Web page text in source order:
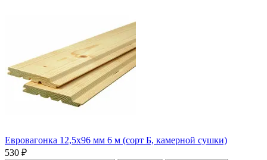
Евровагонка 12,5х96 мм 6 м (сорт Б, камерной сушки)
530 ₽